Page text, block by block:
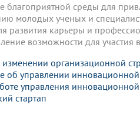
благоприятной среды для
молодых ученых и
развития карьеры и
возможности для
организационной
об управлении
управления
стартап